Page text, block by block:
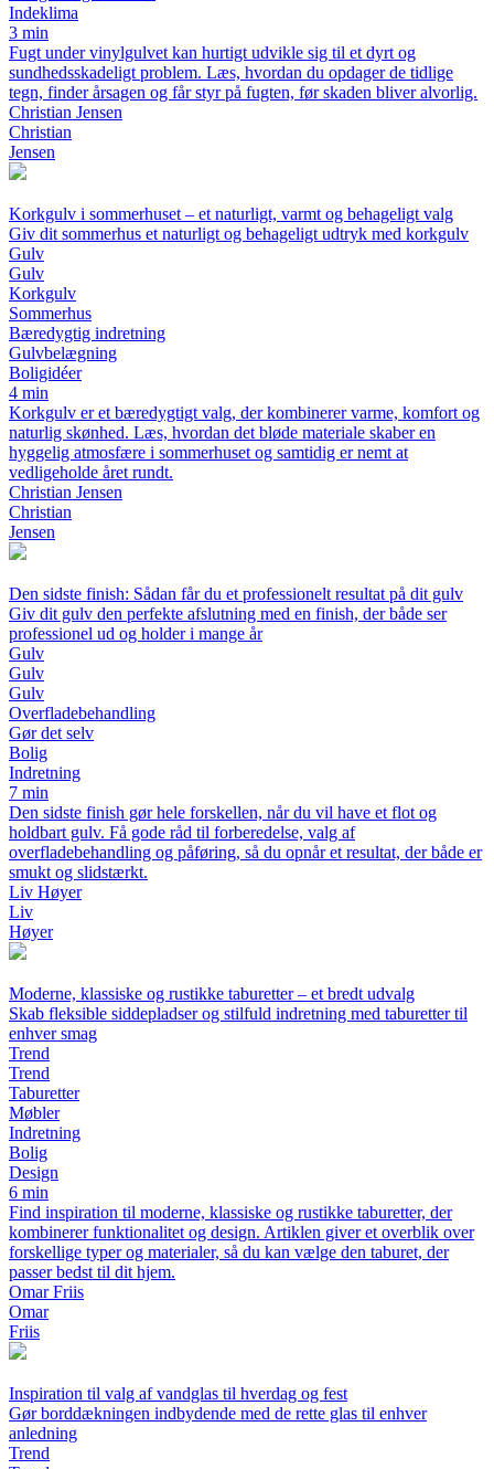
Indeklima
3 min
Fugt under vinylgulvet kan hurtigt udvikle sig til et dyrt og
sundhedsskadeligt problem. Læs, hvordan du opdager de tidlige
tegn, finder årsagen og får styr på fugten, før skaden bliver alvorlig.
Christian Jensen
Christian
Jensen
Korkgulv i sommerhuset – et naturligt, varmt og behageligt valg
Giv dit sommerhus et naturligt og behageligt udtryk med korkgulv
Gulv
Gulv
Korkgulv
Sommerhus
Bæredygtig indretning
Gulvbelægning
Boligidéer
4 min
Korkgulv er et bæredygtigt valg, der kombinerer varme, komfort og
naturlig skønhed. Læs, hvordan det bløde materiale skaber en
hyggelig atmosfære i sommerhuset og samtidig er nemt at
vedligeholde året rundt.
Christian Jensen
Christian
Jensen
Den sidste finish: Sådan får du et professionelt resultat på dit gulv
Giv dit gulv den perfekte afslutning med en finish, der både ser
professionel ud og holder i mange år
Gulv
Gulv
Gulv
Overfladebehandling
Gør det selv
Bolig
Indretning
7 min
Den sidste finish gør hele forskellen, når du vil have et flot og
holdbart gulv. Få gode råd til forberedelse, valg af
overfladebehandling og påføring, så du opnår et resultat, der både er
smukt og slidstærkt.
Liv Høyer
Liv
Høyer
Moderne, klassiske og rustikke taburetter – et bredt udvalg
Skab fleksible siddepladser og stilfuld indretning med taburetter til
enhver smag
Trend
Trend
Taburetter
Møbler
Indretning
Bolig
Design
6 min
Find inspiration til moderne, klassiske og rustikke taburetter, der
kombinerer funktionalitet og design. Artiklen giver et overblik over
forskellige typer og materialer, så du kan vælge den taburet, der
passer bedst til dit hjem.
Omar Friis
Omar
Friis
Inspiration til valg af vandglas til hverdag og fest
Gør borddækningen indbydende med de rette glas til enhver
anledning
Trend